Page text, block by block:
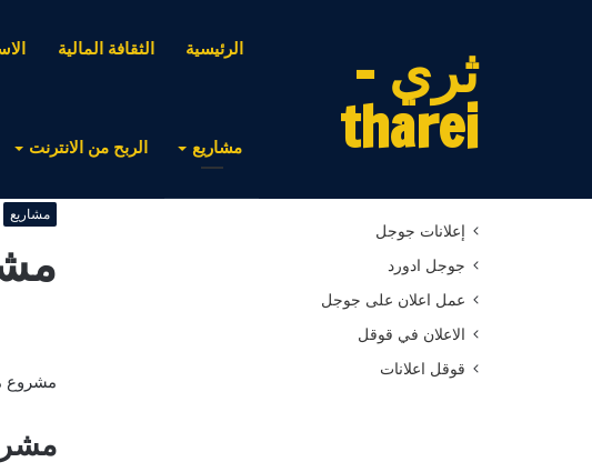
ثري -
tharei
الرئيسية الثقافة المالية
مشاريع الربح من الانترنت
مشاريع
مشروع
إعلانات جوجل
جوجل ادورد
عمل اعلان على جوجل
الاعلان في قوقل
قوقل اعلانات